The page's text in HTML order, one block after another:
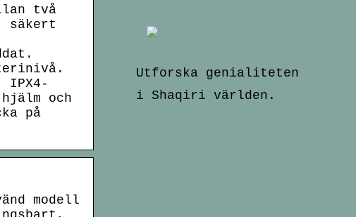
två
säkert
och
på
modell
Utforska genialiteten
i Shaqiri världen.